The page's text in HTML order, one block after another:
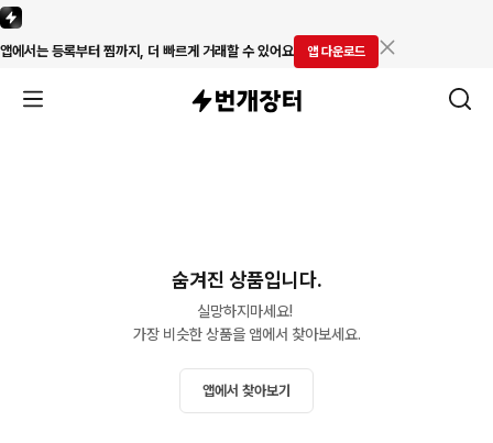
앱에서는 등록부터 찜까지, 더 빠르게 거래할 수 있어요 앱 다운로드
숨겨진 상품입니다.
실망하지마세요!
가장 비슷한 상품을 앱에서 찾아보세요.
앱에서 찾아보기